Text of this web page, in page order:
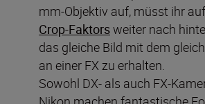
mm-Objektiv auf, müsst ihr
Crop-Faktorsweiter nach
das gleiche Bild mit dem
an einer FX zu erhalten.
Sowohl DX- als auch FX-